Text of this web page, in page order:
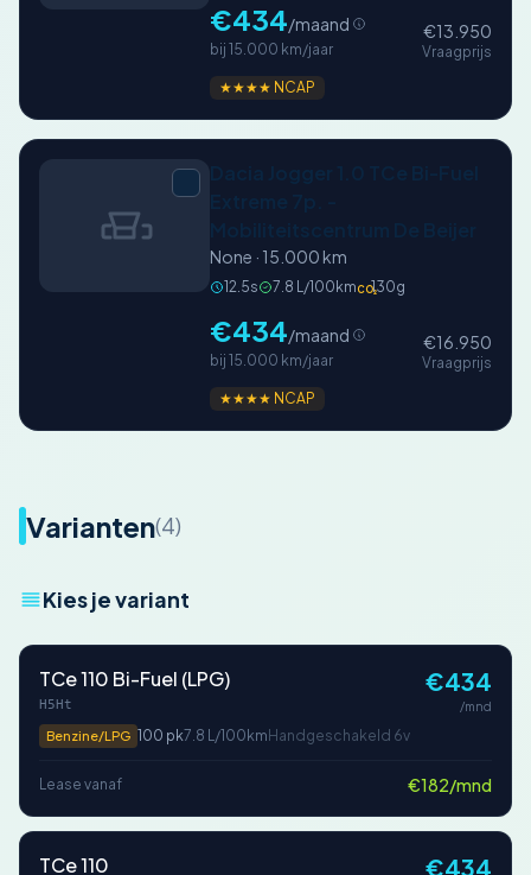
€434/maand
bij 15.000 km/jaar
€13.950
Vraagprijs
★★★★ NCAP
None · 15.000 km
12.5s 7.8 L/100kmCO₂130g
€434/maand
bij 15.000 km/jaar
€16.950
Vraagprijs
★★★★ NCAP
Varianten(4)
Kies je variant
TCe 110 Bi-Fuel (LPG)
H5Ht
Benzine/LPG 100 pk7.8 L/100km Handgeschakeld 6v
€434
/mnd
Lease vanaf €182/mnd
TCe 110 €434